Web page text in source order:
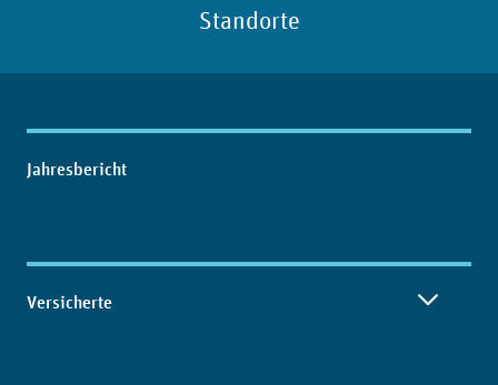
Standorte
Inhaltsübersicht
Jahresbericht
Versicherte